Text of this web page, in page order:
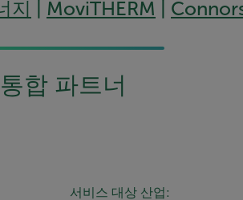
지 MoviTHERM
통합 파트너
서비스 대상 산업: